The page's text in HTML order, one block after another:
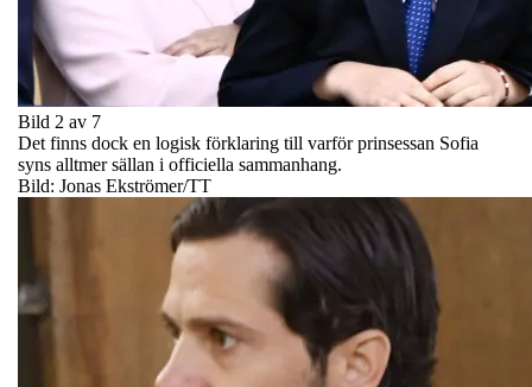
Bild 2 av 7
Det finns dock en logisk förklaring till varför prinsessan Sofia
syns alltmer sällan i officiella sammanhang.
Bild: Jonas Ekströmer/TT